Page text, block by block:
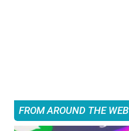
FROM AROUND THE WEB